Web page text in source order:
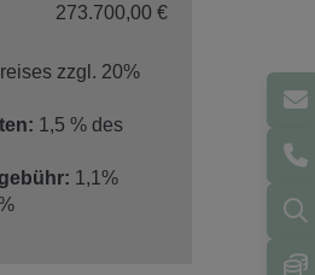
273.700,00 €
zzgl. 20%
1,5 % des
1,1%